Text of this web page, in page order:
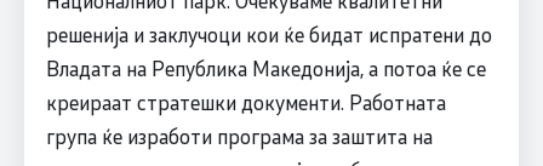
решенија и заклучоци кои ќе бидат испратени до
Владата на Република Македонија, а потоа ќе се
креираат стратешки документи. Работната
група ќе изработи програма за заштита на